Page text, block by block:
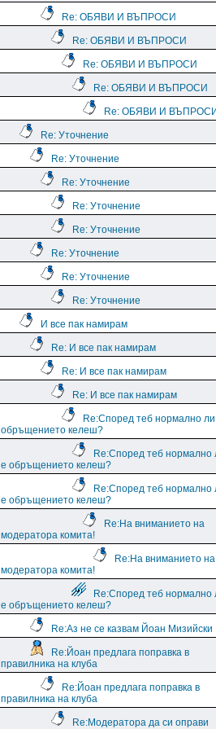
Re: ОБЯВИ И ВЪПРОСИ
Re: ОБЯВИ И ВЪПРОСИ
Re: ОБЯВИ И ВЪПРОСИ
Re: ОБЯВИ И ВЪПРОСИ
Re: ОБЯВИ И
Re: Уточнение
Re: Уточнение
Re: Уточнение
Re: Уточнение
Re: Уточнение
Re: Уточнение
Re: Уточнение
Re: Уточнение
И все пак намирам
Re: И все пак намирам
Re: И все пак намирам
Re: И все пак намирам
Re:Според теб нормално
обръщението келеш?
Re:Според теб нормално
е обръщението келеш?
Re:Според теб нормално
е обръщението келеш?
Re:На вниманието на
модератора комита!
Re:На вниманието на
модератора комита!
Re:Според теб нормално
е обръщението келеш?
Re:Аз не се казвам Йоан Мизийски
Re:Йоан предлага поправка в
правилника на клуба
Re:Йоан предлага поправка в
правилника на клуба
Re:Модератора да си оправи